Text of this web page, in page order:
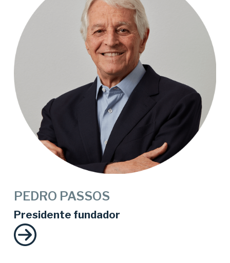
Presidente fundador
PEDRO PASSOS